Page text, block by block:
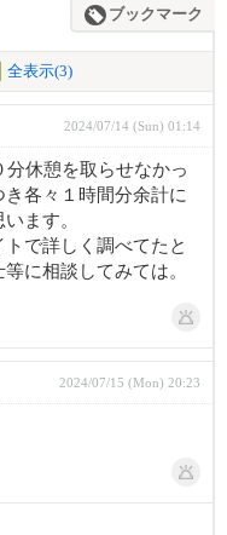
ブックマーク
全表示(3)
2024/07/14 (Sun) 01:14
休憩を取らせなかっ
各々１時間分余計に
ます。
で詳しく調べてたと
に相談してみては。
2024/07/15 (Mon) 20:23